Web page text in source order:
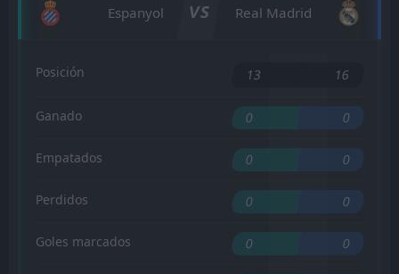
Espanyol VS Real Madrid
Posición 13 16
Ganado 0 0
Empatados 0 0
Perdidos 0 0
Goles marcados 0 0